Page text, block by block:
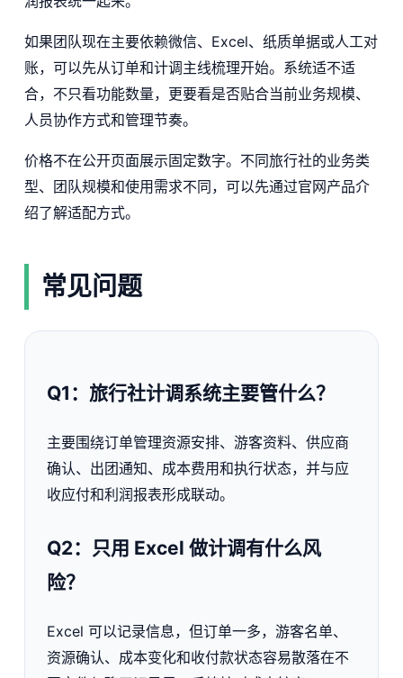
如果团队现在主要依赖微信、Excel、纸质单据或人工对
账，可以先从订单和计调主线梳理开始。系统适不适
合，不只看功能数量，更要看是否贴合当前业务规模、
人员协作方式和管理节奏。
价格不在公开页面展示固定数字。不同旅行社的业务类
型、团队规模和使用需求不同，可以先通过官网产品介
绍了解适配方式。
常见问题
Q1：旅行社计调系统主要管什么？
主要围绕订单管理资源安排、游客资料、供应商
确认、出团通知、成本费用和执行状态，并与应
收应付和利润报表形成联动。
Q2：只用 Excel 做计调有什么风
险？
Excel 可以记录信息，但订单一多，游客名单、
资源确认、成本变化和收付款状态容易散落在不